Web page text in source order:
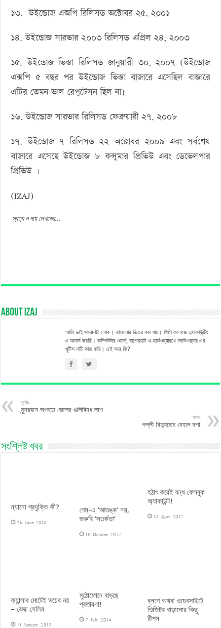
১৩. উইন্ডোজ এক্সপি রিলিসড অক্টোবর ২৫, ২০০১
১৪. উইন্ডোজ সারভার ২০০৩ রিলিসড এপ্রিল ২৪, ২০০৩
১৫. উইন্ডোজ ভিস্তা রিলিসড জানুয়ারী ৩০, ২০০৭ (উইন্ডোজ
এক্সপি ৫ বছর পর উইন্ডোজ ভিস্তা বাজারে এসেছিল বাজারে
এটির তেমন ভাল রেপুটেসন ছিল না)
১৬. উইন্ডোজ সারভার রিলিসড ফেব্রুয়ারী ২৭, ২০০৮
১৭. উইন্ডোজ ৭ রিলিসড ২২ অক্টোবর ২০০৯ এবং সর্বশেষ
বাজারে এসেছে উইন্ডোজ ৮ কন্সুমার প্রিভিউ এবং ডেভেলপার
প্রিভিউ ।
(IZAJ)
স্বত্ব ও দায় লেখকের…
About izaj
আমি ভাই সাদামাটা লোক। ঝামেলার ভিতর কম যায়। পিসি কলেজে এ্যাকাউন্টিং
এ অনার্স করছি। কম্পিউটার ওয়ার্ড, বাগেরহাট এ হার্ডওয়্যারওে সফটওয়্যার এর
খুটিস নাটি কাজ করি। এই আর কি?
পূর্বের
সুন্দরবনে অপহৃত জেলের গুলিবিদ্ধ লাশ
পরের
পল্লী বিদ্যুতের বেহাল দশা
সংশ্লিষ্ট খবর
ন্যানো প্রযুক্তি কী?
26 June 2018
গেম-এ ‘আতঙ্ক’ নয়,
জরুরি ‘সতর্কতা’
10 October 2017
হঠাৎ করেই বন্ধ ফেসবুক
অ্যাকাউন্ট!
15 April 2017
ক্যান্সার মোটেই ভয়ের নয়
– রেজা সেলিম
11 January 2015
মুঠোফোনে বাড়ছে
প্রতারণা!
7 July 2014
ব্লগে অথবা ওয়েবসাইটে
ভিজিটর বাড়ানোর কিছু
টিপস